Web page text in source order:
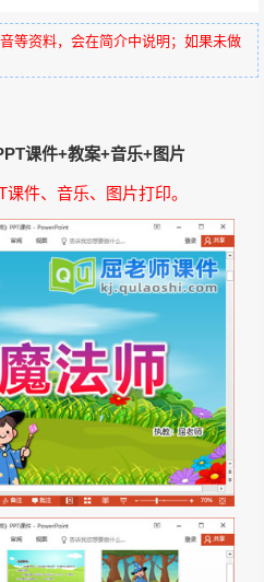
等资料，会在简介中说明；如果未做
课件+教案+音乐+图片
件、音乐、图片打印。